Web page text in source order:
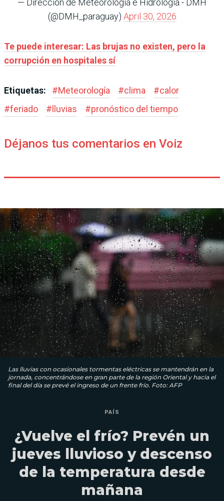
(@DMH_paraguay) April 30, 2026
Te puede interesar: Las brujas no existen, pero la
corrupción en hospitales sí
Etiquetas: #Meteorología #clima #calor
#feriado #lluvias #pronóstico del tiempo
Déjanos tus comentarios en Voiz
Las lluvias con ocasionales tormentas eléctricas se mantendrán en la
jornada, concentrándose en gran parte de la región Oriental y hacia el
final del día se prevé el ingreso de un frente frío. Foto: AFP
PAÍS
¿Vuelve el frío? Prevén un
jueves lluvioso y descenso
de la temperatura desde
mañana